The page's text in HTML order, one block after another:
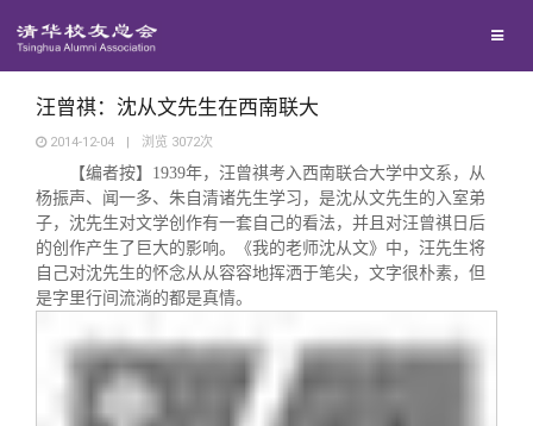
西南联大校友会
义工计划
新媒体平台
青春风采
校友文苑
校友讲坛
汪曾祺：沈从文先生在西南联大
2014-12-04 | 浏览 3072次
【编者按】 1939年，汪曾祺考入西南联合大学中文系，从
杨振声、闻一多、朱自清诸先生学习，是沈从文先生的入室弟
子，沈先生对文学创作有一套自己的看法，并且对汪曾祺日后
的创作产生了巨大的影响。《我的老师沈从文》中，汪先生将
自己对沈先生的怀念从从容容地挥洒于笔尖，文字很朴素，但
是字里行间流淌的都是真情。